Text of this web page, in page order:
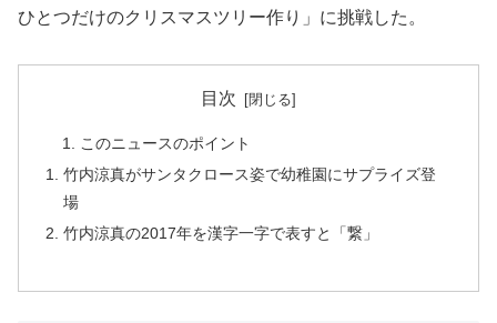
ひとつだけのクリスマスツリー作り」に挑戦した。
目次
このニュースのポイント
竹内涼真がサンタクロース姿で幼稚園にサプライズ登
場
竹内涼真の2017年を漢字一字で表すと「繋」